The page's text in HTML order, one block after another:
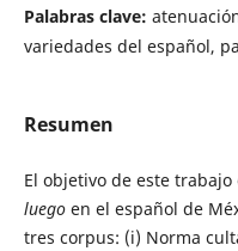
Palabras clave:
variedades del español,
Resumen
El objetivo de este
luegoen el español de
tres corpus: (i) Norma